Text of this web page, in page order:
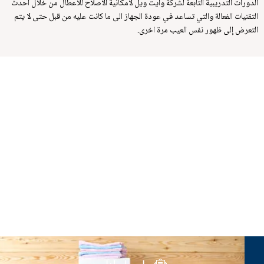
الدورات التدريبية التابعة لشركة وايت ويل لامكانية الاصلاح للاعطال من خلال أحدث
التقنيات الفعالة والتي تساعد في عودة الجهاز الى ما كانت عليه من قبل حتى لا يتم
التعرض إلى ظهور نفس العيب مرة اخرى.